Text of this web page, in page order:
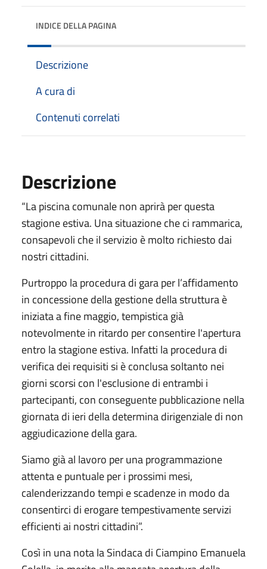
INDICE DELLA PAGINA
Descrizione
A cura di
Contenuti correlati
Descrizione
“La piscina comunale non aprirà per questa
stagione estiva. Una situazione che ci rammarica,
consapevoli che il servizio è molto richiesto dai
nostri cittadini.
Purtroppo la procedura di gara per l’affidamento
in concessione della gestione della struttura è
iniziata a fine maggio, tempistica già
notevolmente in ritardo per consentire l'apertura
entro la stagione estiva. Infatti la procedura di
verifica dei requisiti si è conclusa soltanto nei
giorni scorsi con l'esclusione di entrambi i
partecipanti, con conseguente pubblicazione nella
giornata di ieri della determina dirigenziale di non
aggiudicazione della gara.
Siamo già al lavoro per una programmazione
attenta e puntuale per i prossimi mesi,
calenderizzando tempi e scadenze in modo da
consentirci di erogare tempestivamente servizi
efficienti ai nostri cittadini”.
Così in una nota la Sindaca di Ciampino Emanuela